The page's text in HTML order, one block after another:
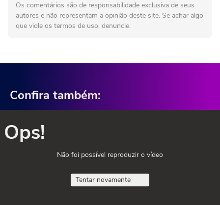
Os comentários são de responsabilidade exclusiva de seus
autores e não representam a opinião deste site. Se achar algo
que viole os termos de uso, denuncie.
Confira também:
Ops!
Não foi possível reproduzir o vídeo
Tentar novamente